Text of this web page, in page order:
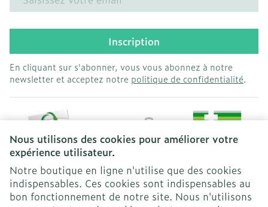
Nous utilisons des cookies pour améliorer votre
expérience utilisateur.
Notre boutique en ligne n'utilise que des cookies
indispensables. Ces cookies sont indispensables au
bon fonctionnement de notre site. Nous n'utilisons
Inscription
En cliquant sur s'abonner, vous vous abonnez à notre
newsletter et acceptez notre politique de confidentialité.
Liens légaux